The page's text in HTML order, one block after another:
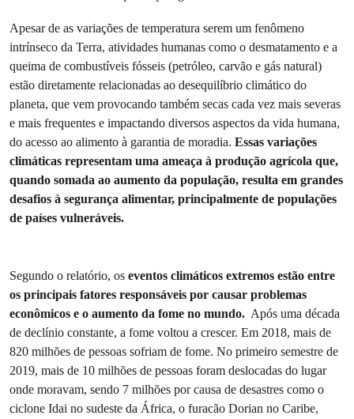
Apesar de as variações de temperatura serem um fenômeno
intrínseco da Terra, atividades humanas como o desmatamento e a
queima de combustíveis fósseis (petróleo, carvão e gás natural)
estão diretamente relacionadas ao desequilíbrio climático do
planeta, que vem provocando também secas cada vez mais severas
e mais frequentes e impactando diversos aspectos da vida humana,
do acesso ao alimento à garantia de moradia. Essas variações
climáticas representam uma ameaça à produção agrícola que,
quando somada ao aumento da população, resulta em grandes
desafios à segurança alimentar, principalmente de populações
de países vulneráveis.
Segundo o relatório, os eventos climáticos extremos estão entre
os principais fatores responsáveis por causar problemas
econômicos e o aumento da fome no mundo. Após uma década
de declínio constante, a fome voltou a crescer. Em 2018, mais de
820 milhões de pessoas sofriam de fome. No primeiro semestre de
2019, mais de 10 milhões de pessoas foram deslocadas do lugar
onde moravam, sendo 7 milhões ​por causa de desastres como o
ciclone Idai no sudeste da África, o furacão Dorian no Caribe,